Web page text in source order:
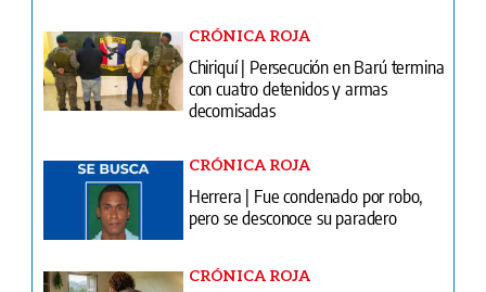
CRÓNICA ROJA
Chiriquí | Persecución en Barú termina
con cuatro detenidos y armas
decomisadas
CRÓNICA ROJA
Herrera | Fue condenado por robo,
pero se desconoce su paradero
CRÓNICA ROJA